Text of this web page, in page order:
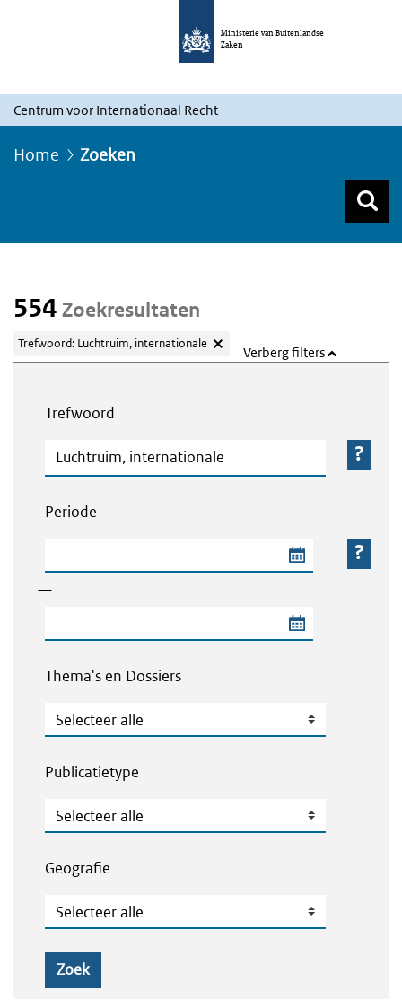
Ministerie van Buitenlandse
Zaken
Centrum voor Internationaal Recht
Home Zoeken
554 Zoekresultaten
Trefwoord: Luchtruim, internationale
Verberg filters
Trefwoord
Trefwoord
Periode
—
Thema's en Dossiers
Thema's en Dossiers
Publicatietype
Publicatietype
Geografie
Geografie
Zoek